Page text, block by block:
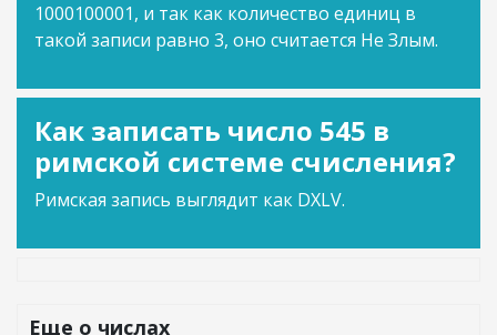
1000100001, и так как количество единиц в
такой записи равно 3, оно считается Не Злым.
Как записать число 545 в
римской системе счисления?
Римская запись выглядит как DXLV.
Еще о числах